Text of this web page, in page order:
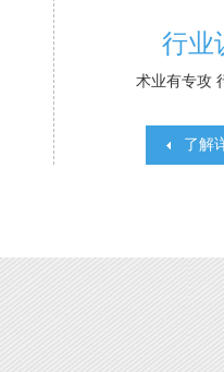
行业
术业有专攻
了解